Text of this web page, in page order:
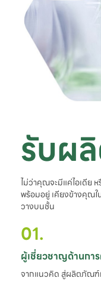
รับผ
ไม่ว่าคุณจะมีแค่ไอเดีย
พร้อมอยู่ เคียงข้างคุณ
วางบนชั้น
01.
ผู้เชี่ยวชาญด้านกา
จากแนวคิด สู่ผลิตภัณฑ์